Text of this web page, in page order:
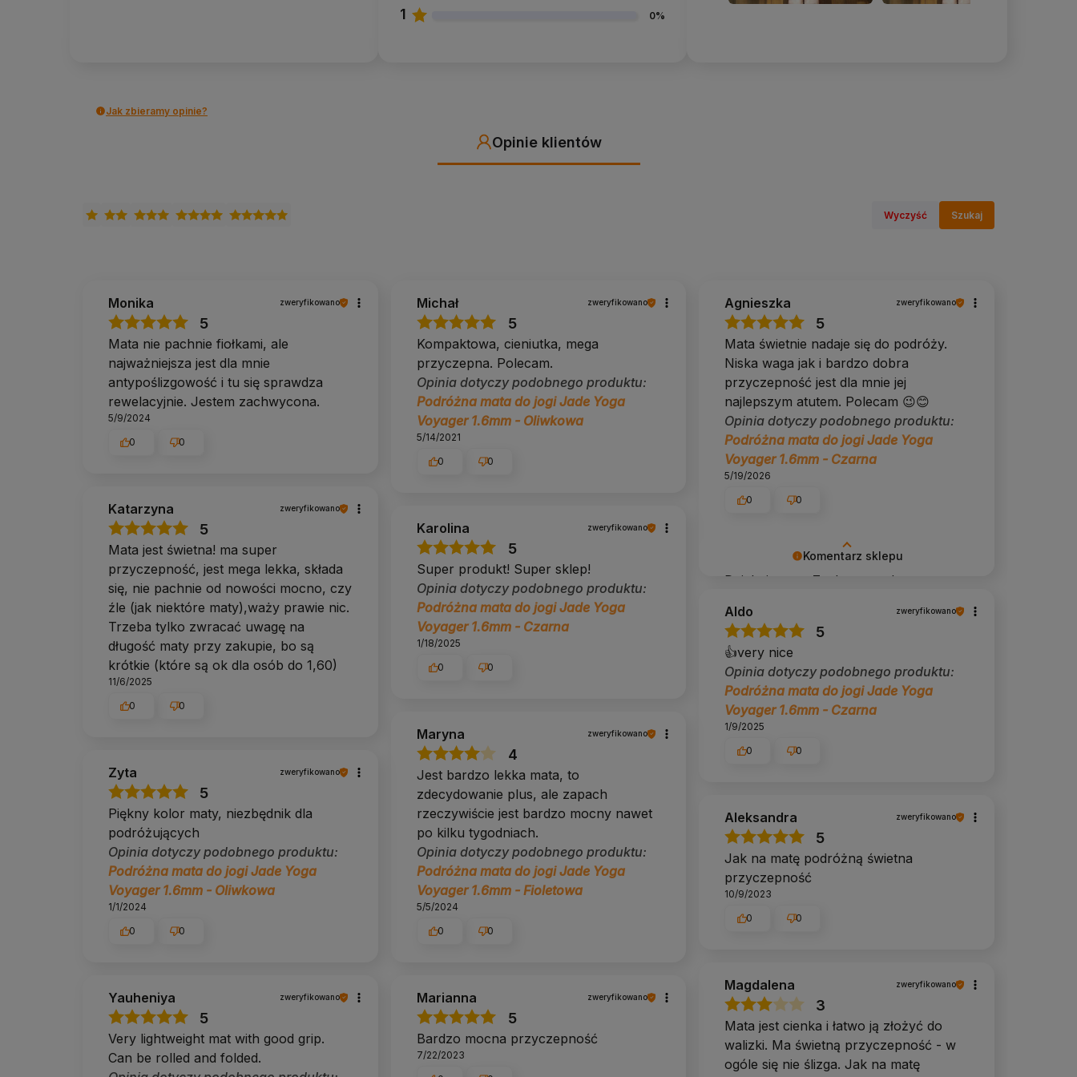
1 0%
Jak zbieramy opinie?
Opinie klientów
Wyczyść Szukaj
Monika zweryfikowano
5
Mata nie pachnie fiołkami, ale
najważniejsza jest dla mnie
antypoślizgowość i tu się sprawdza
rewelacyjnie. Jestem zachwycona.
5/9/2024
0 0
Michał zweryfikowano
5
Kompaktowa, cieniutka, mega
przyczepna. Polecam.
Opinia dotyczy podobnego produktu:
Podróżna mata do jogi Jade Yoga
Voyager 1.6mm - Oliwkowa
5/14/2021
0 0
Komentarz sklepu
Dziękujemy ✨ Zachęcamy do
mogą wzbogacić Twoją praktykę.
Agnieszka zweryfikowano
5
Mata świetnie nadaje się do podróży.
Niska waga jak i bardzo dobra
przyczepność jest dla mnie jej
najlepszym atutem. Polecam 😉😊
Opinia dotyczy podobnego produktu:
Podróżna mata do jogi Jade Yoga
Voyager 1.6mm - Czarna
5/19/2026
0 0
Katarzyna zweryfikowano
5
Mata jest świetna! ma super
przyczepność, jest mega lekka, składa
się, nie pachnie od nowości mocno, czy
źle (jak niektóre maty),waży prawie nic.
Trzeba tylko zwracać uwagę na
długość maty przy zakupie, bo są
krótkie (które są ok dla osób do 1,60)
11/6/2025
0 0
Karolina zweryfikowano
5
Super produkt! Super sklep!
Opinia dotyczy podobnego produktu:
Podróżna mata do jogi Jade Yoga
Voyager 1.6mm - Czarna
1/18/2025
0 0
Aldo zweryfikowano
5
👍️very nice
Opinia dotyczy podobnego produktu:
Podróżna mata do jogi Jade Yoga
Voyager 1.6mm - Czarna
1/9/2025
0 0
Maryna zweryfikowano
4
Jest bardzo lekka mata, to
zdecydowanie plus, ale zapach
rzeczywiście jest bardzo mocny nawet
po kilku tygodniach.
Opinia dotyczy podobnego produktu:
Podróżna mata do jogi Jade Yoga
Voyager 1.6mm - Fioletowa
5/5/2024
0 0
Zyta zweryfikowano
5
Piękny kolor maty, niezbędnik dla
podróżujących
Opinia dotyczy podobnego produktu:
Podróżna mata do jogi Jade Yoga
Voyager 1.6mm - Oliwkowa
1/1/2024
0 0
Aleksandra zweryfikowano
5
Jak na matę podróżną świetna
przyczepność
10/9/2023
0 0
Magdalena zweryfikowano
3
Mata jest cienka i łatwo ją złożyć do
walizki. Ma świetną przyczepność - w
ogóle się nie ślizga. Jak na matę
Yauheniya zweryfikowano
5
Very lightweight mat with good grip.
Can be rolled and folded.
Marianna zweryfikowano
5
Bardzo mocna przyczepność
7/22/2023